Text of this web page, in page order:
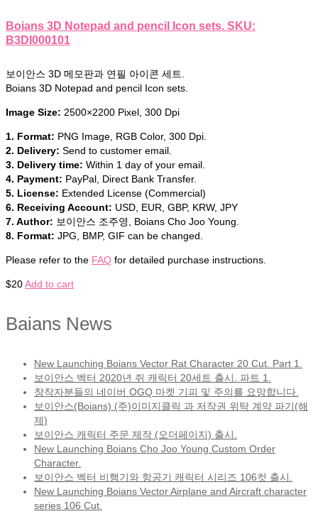
Boians 3D Notepad and pencil Icon sets. SKU:
B3DI000101
보이안스 3D 메모판과 연필 아이콘 세트.
Boians 3D Notepad and pencil Icon sets.
Image Size: 2500×2200 Pixel, 300 Dpi
1. Format: PNG Image, RGB Color, 300 Dpi.
2. Delivery: Send to customer email.
3. Delivery time: Within 1 day of your email.
4. Payment: PayPal, Direct Bank Transfer.
5. License: Extended License (Commercial)
6. Receiving Account: USD, EUR, GBP, KRW, JPY
7. Author: 보이안스 조주영, Boians Cho Joo Young.
8. Format: JPG, BMP, GIF can be changed.
Please refer to the FAQ for detailed purchase instructions.
$20Add to cart
Baians News
New Launching Boians Vector Rat Character 20 Cut. Part 1.
보이안스 벡터 2020년 쥐 캐릭터 20세트 출시. 파트 1.
창작자분들의 네이버 OGQ 마켓 기피 및 주의를 요망합니다.
보이안스(Boians) (주)이미지클릭 과 저작권 위탁 계약 파기(해
제)
보이안스 캐릭터 주문 제작 (오더페이지) 출시.
New Launching Boians Cho Joo Young Custom Order
Character.
보이안스 벡터 비행기와 항공기 캐릭터 시리즈 106컷 출시.
New Launching Boians Vector Airplane and Aircraft character
series 106 Cut.